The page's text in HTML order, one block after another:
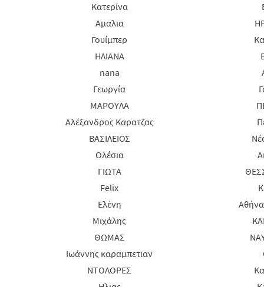
Κατερίνα
Αμαλια
Γουίμπερ
ΗΛΙΑΝΑ
nana
Γεωργία
ΜΑΡΟΥΛΑ
Αλέξανδρος Καρατζας
ΒΑΣΙΛΕΙΟΣ
Ολέσια
ΓΙΩΤΑ
Felix
Ελένη
Αθήνα
Μιχάλης
ΘΩΜΑΣ
Ιωάννης καραμπετιαν
ΝΤΟΛΟΡΕΣ